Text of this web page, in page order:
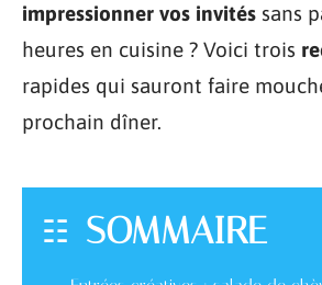
impressionner vos invités sans
heures en cuisine ? Voici trois
rapides qui sauront faire
prochain dîner.
SOMMAIRE